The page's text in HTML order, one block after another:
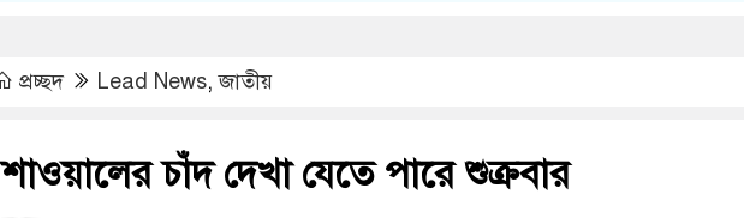
প্রচ্ছদ Lead News,জাতীয়
শাওয়ালের চাঁদ দেখা যেতে পারে শুক্রবার